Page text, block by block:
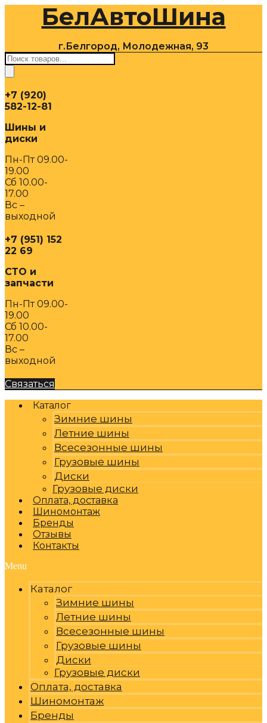
содержимомуБелАвтоШина
г.Белгород, Молодежная, 93
Поиск
товаров
+7 (920)
582-12-81
Шины и
диски
Пн-Пт 09.00-
19.00
Сб 10.00-
17.00
Вс –
выходной
+7 (951) 152
22 69
СТО и
запчасти
Пн-Пт 09.00-
19.00
Сб 10.00-
17.00
Вс –
выходной
Связаться
Каталог
Зимние шины
Летние шины
Всесезонные шины
Грузовые шины
Диски
Грузовые диски
Оплата, доставка
Шиномонтаж
Бренды
Отзывы
Контакты
Menu
Каталог
Зимние шины
Летние шины
Всесезонные шины
Грузовые шины
Диски
Грузовые диски
Оплата, доставка
Шиномонтаж
Бренды